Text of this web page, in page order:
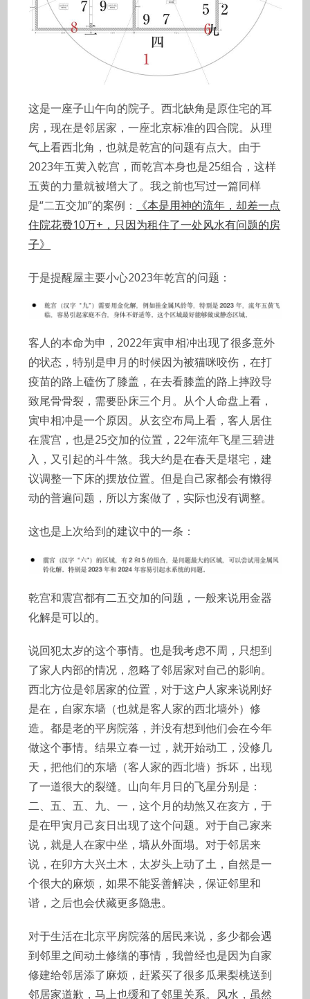
这是一座子山午向的院子。西北缺角是原住宅的耳
房，现在是邻居家，一座北京标准的四合院。从理
气上看西北角，也就是乾宫的问题有点大。由于
2023年五黄入乾宫，而乾宫本身也是25组合，这样
五黄的力量就被增大了。我之前也写过一篇同样
是“二五交加”的案例：
《本是用神的流年，却差一点
住院花费10万+，只因为租住了一处风水有问题的房
子》
于是提醒屋主要小心2023年乾宫的问题：
客人的本命为申，2022年寅申相冲出现了很多意外
的状态，特别是申月的时候因为被猫咪咬伤，在打
疫苗的路上磕伤了膝盖，在去看膝盖的路上摔跤导
致尾骨骨裂，需要卧床三个月。从个人命盘上看，
寅申相冲是一个原因。从玄空布局上看，客人居住
在震宫，也是25交加的位置，22年流年飞星三碧进
入，又引起的斗牛煞。我大约是在春天是堪宅，建
议调整一下床的摆放位置。但是自己家都会有懒得
动的普遍问题，所以方案做了，实际也没有调整。
这也是上次给到的建议中的一条：
乾宫和震宫都有二五交加的问题，一般来说用金器
化解是可以的。
说回犯太岁的这个事情。也是我考虑不周，只想到
了家人内部的情况，忽略了邻居家对自己的影响。
西北方位是邻居家的位置，对于这户人家来说刚好
是在，自家东墙（也就是客人家的西北墙外）修
造。都是老的平房院落，并没有想到他们会在今年
做这个事情。结果立春一过，就开始动工，没修几
天，把他们的东墙（客人家的西北墙）拆坏，出现
了一道很大的裂缝。山向年月日的飞星分别是：
二、五、五、九、一，这个月的劫煞又在亥方，于
是在甲寅月己亥日出现了这个问题。对于自己家来
说，就是人在家中坐，墙从外面塌。对于邻居来
说，在卯方大兴土木，太岁头上动了土，自然是一
个很大的麻烦，如果不能妥善解决，保证邻里和
谐，之后也会伏藏更多隐患。
对于生活在北京平房院落的居民来说，多少都会遇
到邻里之间动土修缮的事情，我曾经也是因为自家
修建给邻居添了麻烦，赶紧买了很多瓜果梨桃送到
邻居家道歉，马上也缓和了邻里关系。风水，虽然